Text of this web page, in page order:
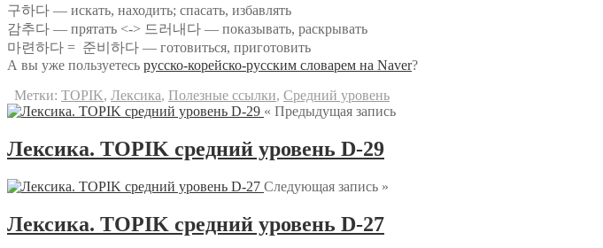
구하다 — искать, находить; спасать, избавлять
감추다 — прятать <-> 드러내다 — показывать, раскрывать
마련하다 = 준비하다 — готовиться, приготовить
А вы уже пользуетесь русско-корейско-русским словарем на Naver?
Метки: TOPIK, Лексика, Полезные ссылки, Средний уровень
« Предыдущая запись
Лексика. TOPIK cредний уровень D-29
Следующая запись »
Лексика. TOPIK средний уровень D-27